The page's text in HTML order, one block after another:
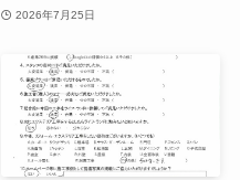
2026年7月25日